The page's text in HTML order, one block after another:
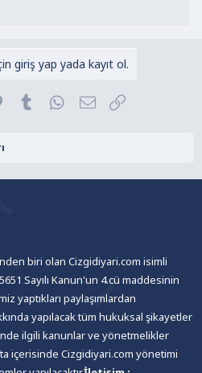
giriş yap yada kayıt ol.
Pinterest
Tumblr WhatsApp
E-posta
biri olan Cizgidiyari.com isimli
Sayılı Kanun'un 4.cü maddesinin
yaptıkları paylaşımlardan
yapılacak tüm hukuksal şikayetler
ilgili kanunlar ve yönetmelikler
içerisinde Cizgidiyari.com yönetimi